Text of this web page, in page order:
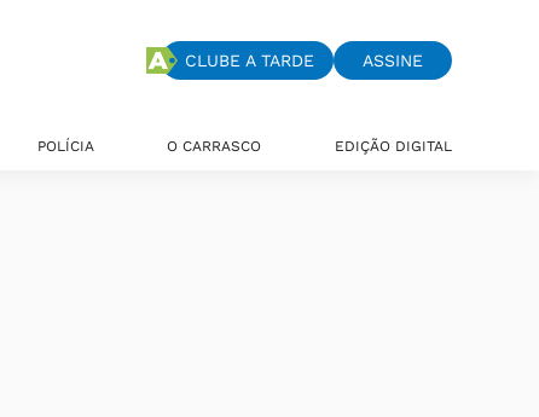
CLUBE A TARDE ASSINE
POLÍCIA O CARRASCO EDIÇÃO DIGITAL